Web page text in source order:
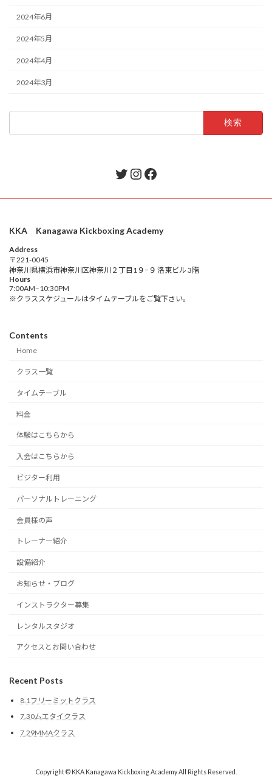
2024年6月
2024年5月
2024年4月
2024年3月
Twitter
Instagram
Facebook
KKA Kanagawa Kickboxing Academy
Address
〒221-0045
神奈川県横浜市神奈川区神奈川２丁目1９−９ 洛東ビル 3階
Hours
7:00AM–10:30PM
※クラススケジュールはタイムテーブルをご覧下さい。
Contents
Home
クラス一覧
タイムテーブル
料金
体験はこちらから
入会はこちらから
ビジター利用
パーソナルトレーニング
会員様の声
トレーナー紹介
設備紹介
お知らせ・ブログ
インストラクター募集
レンタルスタジオ
アクセスとお問い合わせ
Recent Posts
8.1フリーミットクラス
7.30ムエタイクラス
7.29MMAクラス
Copyright © KKA Kanagawa Kickboxing Academy All Rights Reserved.